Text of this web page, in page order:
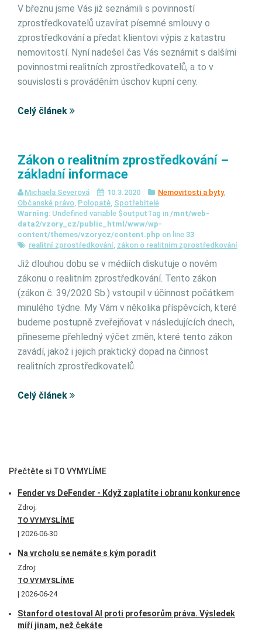
V březnu jsme Vás již seznámili s povinností
zprostředkovatelů uzavírat písemné smlouvy o
zprostředkování a předat klientovi výpis z katastru
nemovitostí. Nyní nadešel čas Vás seznámit s dalšími
povinnostmi realitních zprostředkovatelů, a to v
souvislosti s prováděním úschov kupní ceny.
Celý článek
Zákon o realitním zprostředkování –
základní informace
Michaela Severová 10.3.2020 Nemovitosti a byty,
Občanské právo, Polopatě, Spotřebitelé
Warning: Undefined variable $outputTag in /mnt/web-
data2/vzory_cz/public_html/www/wp-
content/themes/vzorycz/content.php on line 33
realitní zprostředkování, zákon o realitním zprostředkování
Již dlouhou dobu se v médiích diskutuje o novém
zákonu o realitním zprostředkování. Tento zákon
(zákon č. 39/2020 Sb.) vstoupil v účinnost počátkem
minulého týdne. My Vám v několika příspěvcích, které
budeme postupně zveřejňovat v následujících dnech,
přineseme přehledný výčet změn, které tento zákon
zavádí, jakož i jejich praktický dopad na činnost
realitních zprostředkovatelů.
Celý článek
Přečtěte si TO VYMYLÍME
Fender vs DeFender - Když zaplatíte i obranu konkurence
Zdroj:
TO VYMYSLÍME
2026-06-30
Na vrcholu se nemáte s kým poradit
Zdroj:
TO VYMYSLÍME
2026-06-24
Stanford otestoval AI proti profesorům práva. Výsledek
míří jinam, než čekáte